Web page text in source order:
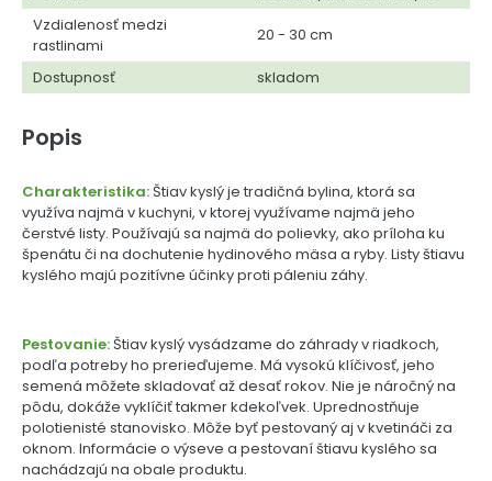
Vzdialenosť medzi
rastlinami
20 - 30 cm
Dostupnosť skladom
Popis
Charakteristika:Štiav kyslý je tradičná bylina, ktorá sa
využíva najmä v kuchyni, v ktorej využívame najmä jeho
čerstvé listy. Používajú sa najmä do polievky, ako príloha ku
špenátu či na dochutenie hydinového mäsa a ryby. Listy štiavu
kyslého majú pozitívne účinky proti páleniu záhy.
Pestovanie:Štiav kyslý vysádzame do záhrady v riadkoch,
podľa potreby ho prerieďujeme. Má vysokú klíčivosť, jeho
semená môžete skladovať až desať rokov. Nie je náročný na
pôdu, dokáže vyklíčiť takmer kdekoľvek. Uprednostňuje
polotienisté stanovisko. Môže byť pestovaný aj v kvetináči za
oknom. Informácie o výseve a pestovaní štiavu kyslého sa
nachádzajú na obale produktu.